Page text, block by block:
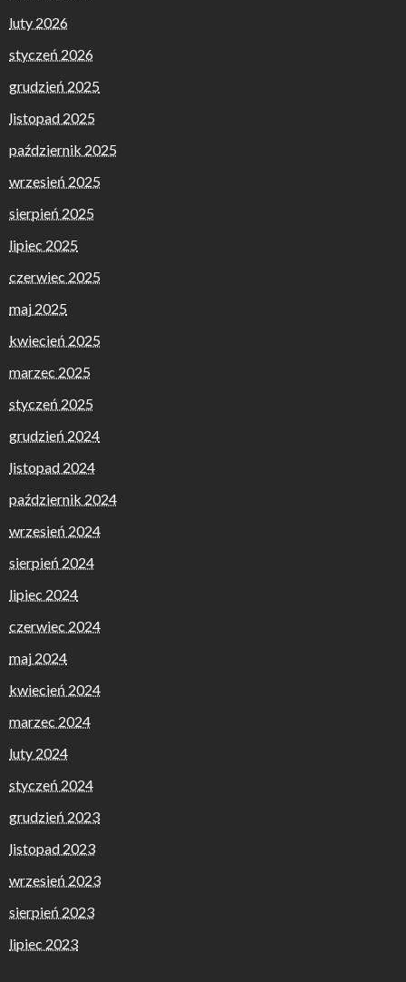
luty 2026
styczeń 2026
grudzień 2025
listopad 2025
październik 2025
wrzesień 2025
sierpień 2025
lipiec 2025
czerwiec 2025
maj 2025
kwiecień 2025
marzec 2025
styczeń 2025
grudzień 2024
listopad 2024
październik 2024
wrzesień 2024
sierpień 2024
lipiec 2024
czerwiec 2024
maj 2024
kwiecień 2024
marzec 2024
luty 2024
styczeń 2024
grudzień 2023
listopad 2023
wrzesień 2023
sierpień 2023
lipiec 2023